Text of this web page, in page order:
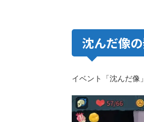
沈んだ像
イベント「沈んだ像